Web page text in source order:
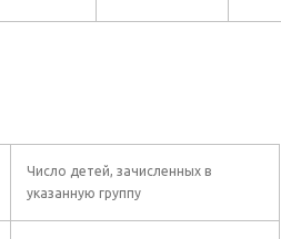
Число детей, зачисленных в
указанную группу